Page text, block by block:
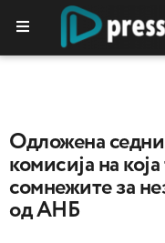
Одложена
комисија на
сомнежите за
од АНБ